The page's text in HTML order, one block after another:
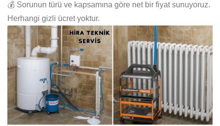
💰 Sorunun türü ve kapsamına göre net bir fiyat sunuyoruz.
Herhangi gizli ücret yoktur.